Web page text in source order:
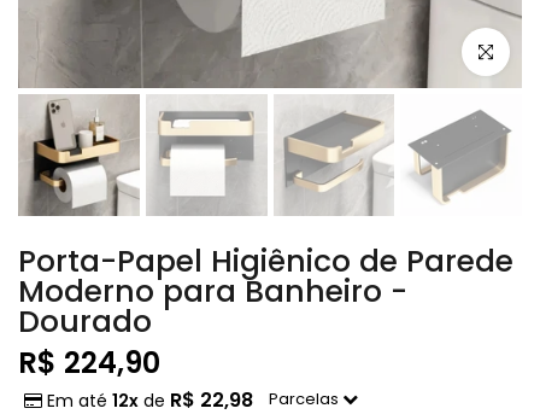
Clique
Porta-Papel Higiênico de Parede
Moderno para Banheiro -
Dourado
R$ 224,90
Em até 12x de R$ 22,98
Parcelas